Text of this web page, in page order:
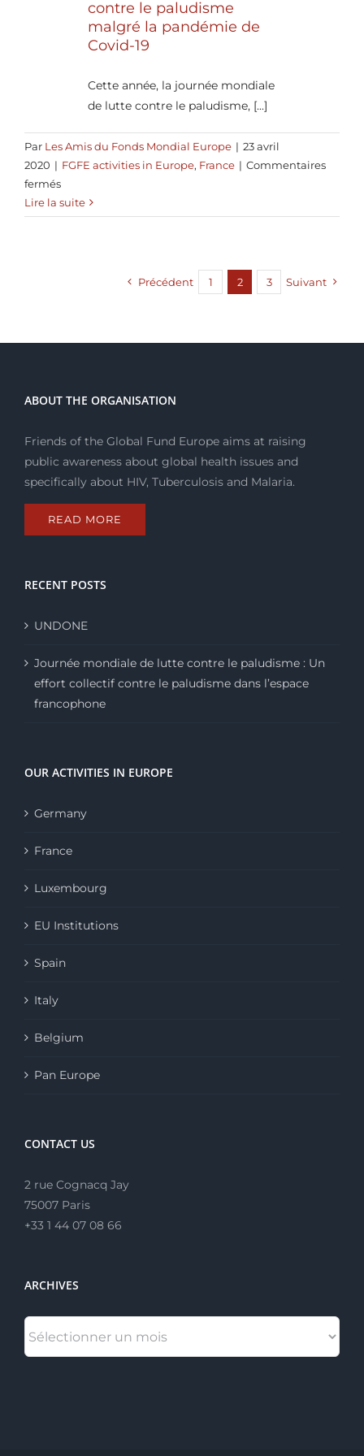
contre le paludisme
malgré la pandémie de
Covid-19
Cette année, la journée mondiale
de lutte contre le paludisme, [...]
Par Les Amis du Fonds Mondial Europe | 23 avril
2020 | FGFE activities in Europe, France | Commentaires
ferméssur
Continuer
de
19
Lire la suite
Précédent 1 2 3 Suivant
ABOUT THE ORGANISATION
Friends of the Global Fund Europe aims at raising
public awareness about global health issues and
specifically about HIV, Tuberculosis and Malaria.
READ MORE
RECENT POSTS
UNDONE
Journée mondiale de lutte contre le paludisme : Un
effort collectif contre le paludisme dans l’espace
francophone
OUR ACTIVITIES IN EUROPE
Germany
France
Luxembourg
EU Institutions
Spain
Italy
Belgium
Pan Europe
CONTACT US
2 rue Cognacq Jay
75007 Paris
+33 1 44 07 08 66
ARCHIVES
ARCHIVES